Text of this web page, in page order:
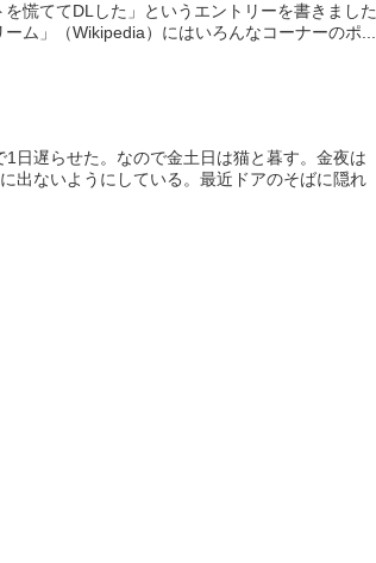
慌ててDLした」というエントリーを書きました
ム」（Wikipedia）にはいろんなコーナーのポ...
日遅らせた。なので金土日は猫と暮す。金夜は
出ないようにしている。最近ドアのそばに隠れ